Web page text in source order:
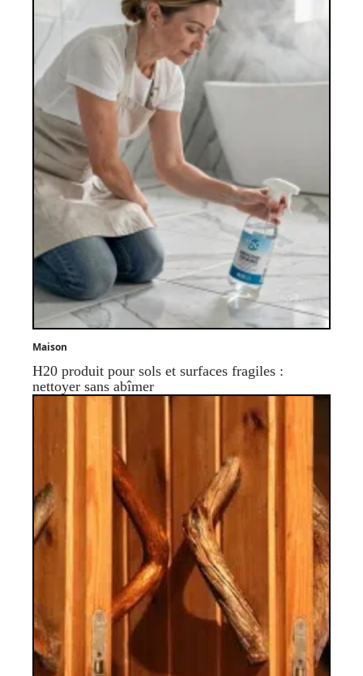
Maison
H20 produit pour sols et surfaces fragiles :
nettoyer sans abîmer